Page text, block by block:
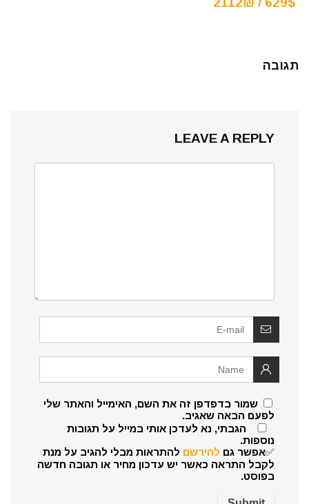
תגובה
LEAVE A REPLY
שמור בדפדפן זה את השם, האימייל והאתר שלי
לפעם הבאה שאגיב.
הגבתי, נא לעדכן אותי במייל על תגובות
נוספות.
✅אפשר גם להירשם להתראות מבלי להגיב על מנת
לקבל התראה כאשר יש עדכון מחיר או תגובה חדשה
בפוסט.